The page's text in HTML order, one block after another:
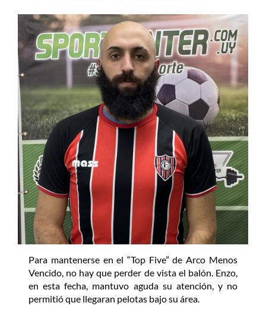
Para mantenerse en el “Top Five” de Arco Menos
Vencido, no hay que perder de vista el balón. Enzo,
en esta fecha, mantuvo aguda su atención, y no
permitió que llegaran pelotas bajo su área.